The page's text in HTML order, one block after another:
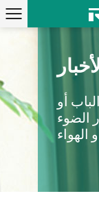
أو
الضوء